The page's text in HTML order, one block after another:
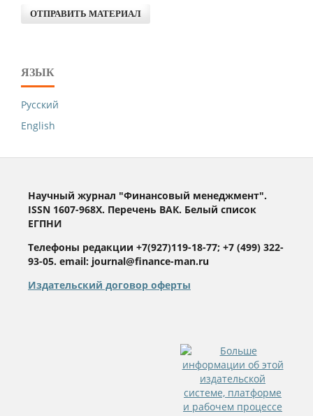
ОТПРАВИТЬ МАТЕРИАЛ
ЯЗЫК
Русский
English
Научный журнал "Финансовый менеджмент".
ISSN 1607-968X. Перечень ВАК. Белый список
ЕГПНИ
Телефоны редакции +7(927)119-18-77; +7 (499) 322-
93-05. email: journal@finance-man.ru
Издательский договор оферты